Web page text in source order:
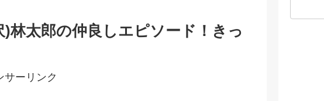
林太郎の仲良しエピソード！きっ
サーリンク